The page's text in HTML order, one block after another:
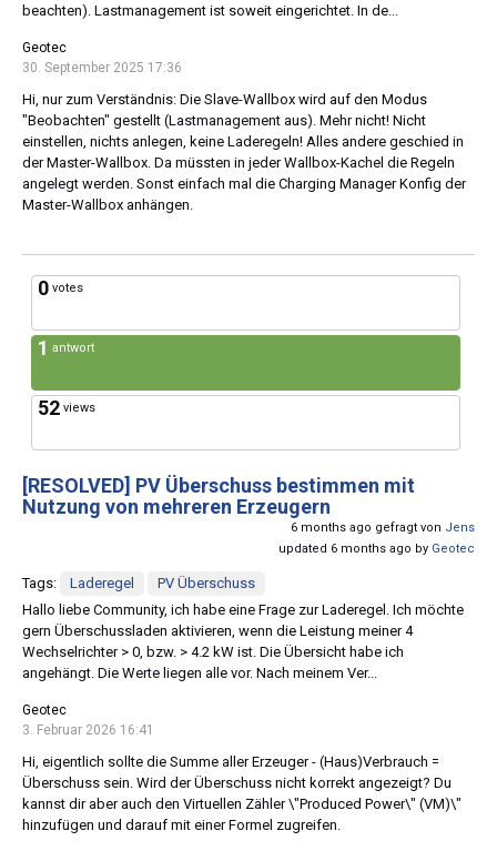
beachten). Lastmanagement ist soweit eingerichtet. In de...
Geotec
30. September 2025 17:36
Hi, nur zum Verständnis: Die Slave-Wallbox wird auf den Modus
"Beobachten" gestellt (Lastmanagement aus). Mehr nicht! Nicht
einstellen, nichts anlegen, keine Laderegeln! Alles andere geschied in
der Master-Wallbox. Da müssten in jeder Wallbox-Kachel die Regeln
angelegt werden. Sonst einfach mal die Charging Manager Konfig der
Master-Wallbox anhängen.
0 votes
1 antwort
52 views
[RESOLVED] PV Überschuss bestimmen mit
Nutzung von mehreren Erzeugern
6 months ago gefragt von Jens
updated 6 months ago by Geotec
Tags: Laderegel
PV Überschuss
Hallo liebe Community, ich habe eine Frage zur Laderegel. Ich möchte
gern Überschussladen aktivieren, wenn die Leistung meiner 4
Wechselrichter > 0, bzw. > 4.2 kW ist. Die Übersicht habe ich
angehängt. Die Werte liegen alle vor. Nach meinem Ver...
Geotec
3. Februar 2026 16:41
Hi, eigentlich sollte die Summe aller Erzeuger - (Haus)Verbrauch =
Überschuss sein. Wird der Überschuss nicht korrekt angezeigt? Du
kannst dir aber auch den Virtuellen Zähler \"Produced Power\" (VM)\"
hinzufügen und darauf mit einer Formel zugreifen.